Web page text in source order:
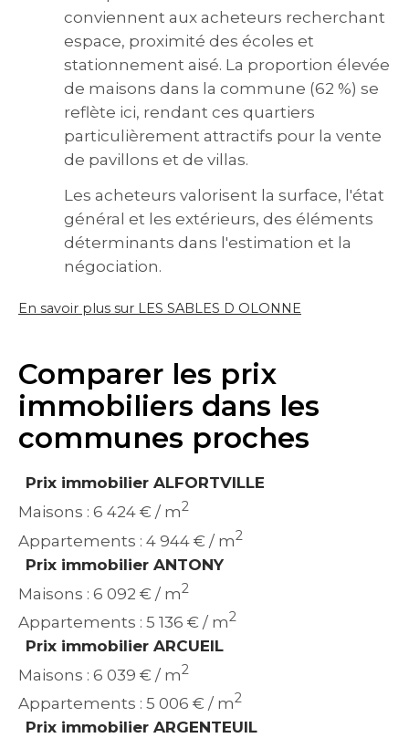
conviennent aux acheteurs recherchant
espace, proximité des écoles et
stationnement aisé. La proportion élevée
de maisons dans la commune (62 %) se
reflète ici, rendant ces quartiers
particulièrement attractifs pour la vente
de pavillons et de villas.
Les acheteurs valorisent la surface, l'état
général et les extérieurs, des éléments
déterminants dans l'estimation et la
négociation.
En savoir plus sur LES SABLES D OLONNE
Comparer les prix
immobiliers dans les
communes proches
Prix immobilier ALFORTVILLE
Maisons : 6 424 € / m2
Appartements : 4 944 € / m2
Prix immobilier ANTONY
Maisons : 6 092 € / m2
Appartements : 5 136 € / m2
Prix immobilier ARCUEIL
Maisons : 6 039 € / m2
Appartements : 5 006 € / m2
Prix immobilier ARGENTEUIL